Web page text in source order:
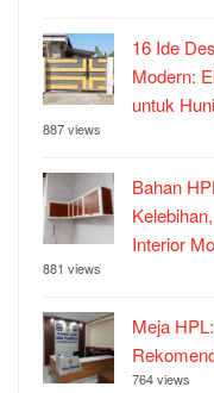
16 Ide
Modern:
untuk
887 views
Bahan
Interior
881 views
Meja
764 views